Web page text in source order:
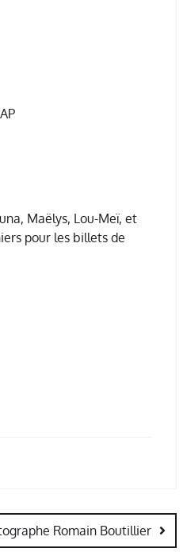
Maëlys, Lou-Meï, et
pour les billets de
Romain Boutillier